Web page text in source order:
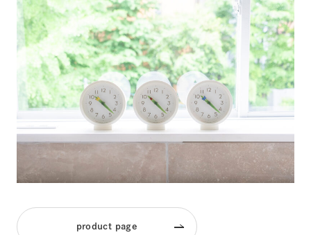
product page